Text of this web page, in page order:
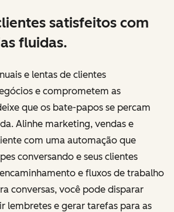
satisfeitos com
fluidas.
e lentas de clientes
e comprometem as
que os bate-papos se percam
Alinhe marketing, vendas e
com uma automação que
conversando e seus clientes
e fluxos de trabalho
conversas, você pode disparar
lembretes e gerar tarefas para as